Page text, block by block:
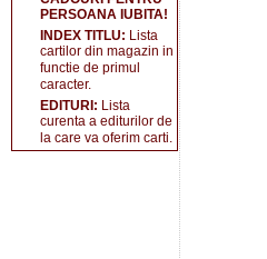
PERSOANA IUBITA!
INDEX TITLU: Lista
cartilor din magazin in
functie de primul
caracter.
EDITURI: Lista
curenta a editurilor de
la care va oferim carti.